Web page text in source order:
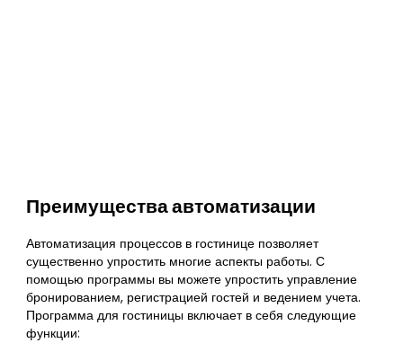
Преимущества автоматизации
Автоматизация процессов в гостинице позволяет
существенно упростить многие аспекты работы. С
помощью программы вы можете упростить управление
бронированием, регистрацией гостей и ведением учета.
Программа для гостиницы включает в себя следующие
функции: